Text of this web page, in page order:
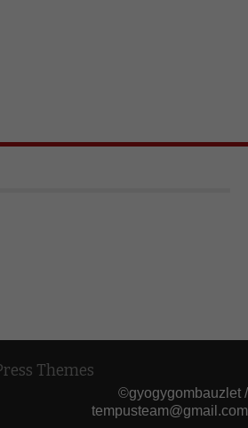
Themes
©gyogygombauzlet /
tempusteam@gmail.com